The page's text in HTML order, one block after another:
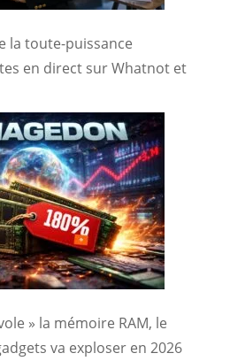
la toute-puissance
en direct sur Whatnot et
» la mémoire RAM, le
va exploser en 2026